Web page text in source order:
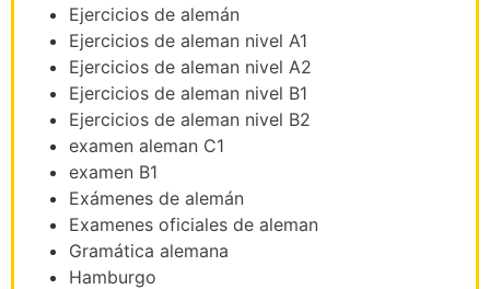
Ejercicios de alemán
Ejercicios de aleman nivel A1
Ejercicios de aleman nivel A2
Ejercicios de aleman nivel B1
Ejercicios de aleman nivel B2
examen aleman C1
examen B1
Exámenes de alemán
Examenes oficiales de aleman
Gramática alemana
Hamburgo